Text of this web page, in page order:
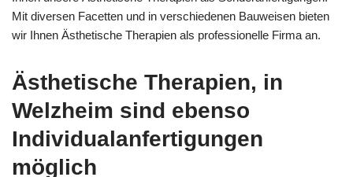
Mit diversen Facetten und in verschiedenen Bauweisen bieten
wir Ihnen Ästhetische Therapien als professionelle Firma an.
Ästhetische Therapien, in
Welzheim sind ebenso
Individualanfertigungen
möglich